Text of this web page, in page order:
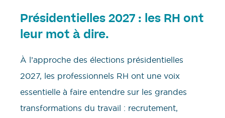
Présidentielles 2027 : les RH ont
leur mot à dire.
À l’approche des élections présidentielles
2027, les professionnels RH ont une voix
essentielle à faire entendre sur les grandes
transformations du travail : recrutement,